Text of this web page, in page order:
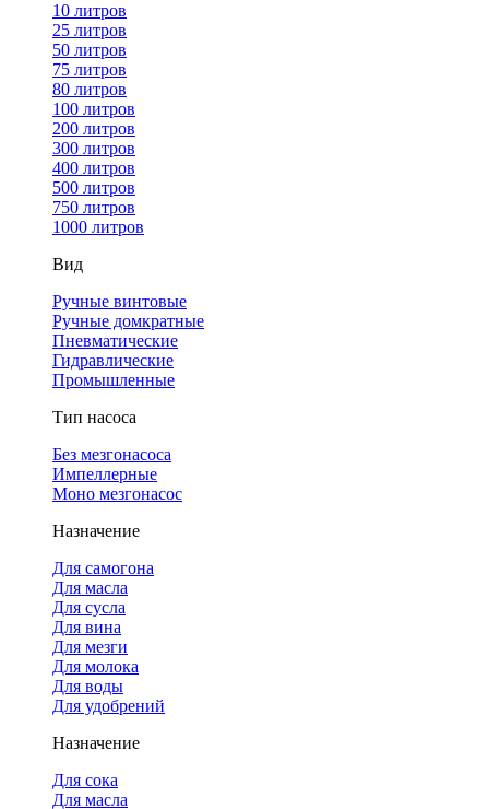
10 литров
25 литров
50 литров
75 литров
80 литров
100 литров
200 литров
300 литров
400 литров
500 литров
750 литров
1000 литров
Вид
Ручные винтовые
Ручные домкратные
Пневматические
Гидравлические
Промышленные
Тип насоса
Без мезгонасоса
Импеллерные
Моно мезгонасос
Назначение
Для самогона
Для масла
Для сусла
Для вина
Для мезги
Для молока
Для воды
Для удобрений
Назначение
Для сока
Для масла